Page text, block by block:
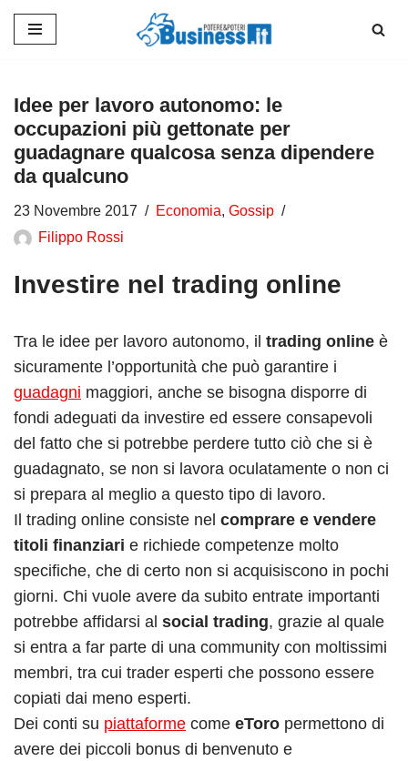
contenuto
Idee per lavoro autonomo: le
occupazioni più gettonate per
guadagnare qualcosa senza dipendere
da qualcuno
23 Novembre 2017 Economia, Gossip
Filippo Rossi
Investire nel trading online
Tra le idee per lavoro autonomo, il trading online è
sicuramente l’opportunità che può garantire i
guadagni maggiori, anche se bisogna disporre di
fondi adeguati da investire ed essere consapevoli
del fatto che si potrebbe perdere tutto ciò che si è
guadagnato, se non si lavora oculatamente o non ci
si prepara al meglio a questo tipo di lavoro.
Il trading online consiste nel comprare e vendere
titoli finanziari e richiede competenze molto
specifiche, che di certo non si acquisiscono in pochi
giorni. Chi vuole avere da subito entrate importanti
potrebbe affidarsi al social trading, grazie al quale
si entra a far parte di una community con moltissimi
membri, tra cui trader esperti che possono essere
copiati dai meno esperti.
Dei conti su piattaforme come eToro permettono di
avere dei piccoli bonus di benvenuto e